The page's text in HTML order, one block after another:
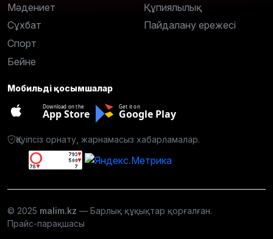
Мәдениет
Сұхбат
Спорт
Бейне
Құпиялылық
Пайдалану ережесі
Мобильді қосымшалар
Download on the
App Store
Get it on
Google Play
Қауіпсіз орнату, жарнамасыз хабарламалар.
© 2025 malim.kz — Барлық құқықтар қорғалған.
Прайс-парақшасы